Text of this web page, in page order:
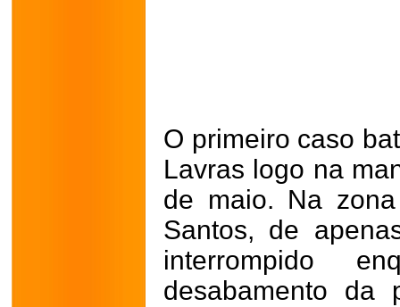
O primeiro caso
Lavras logo na
de maio. Na
Santos, de
interrompido
desabamento da